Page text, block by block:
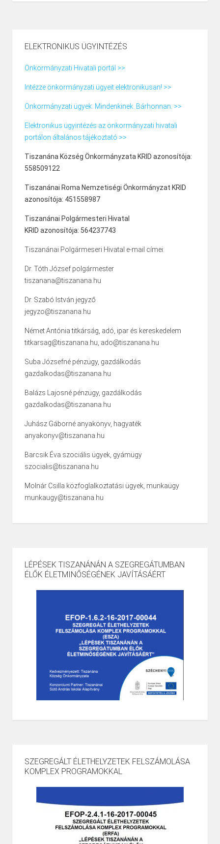
ELEKTRONIKUS ÜGYINTÉZÉS
Önkormányzati Hivatali portál >>
Intézze önkormányzati ügyeit elektronikusan! >>
Önkormányzati ügyek. Mindenkinek. Bárhonnan. >>
Elektronikus ügyintézés az önkormányzati hivatali
portálon általános tájékoztató >>
Tiszanána Község Önkormányzata KRID azonosítója:
558509122
Tiszanánai Roma Nemzetiségi Önkormányzat KRID
azonosítója: 451558987
Tiszanánai Polgármesteri Hivatal
KRID azonosítója: 564237743
Tiszanánai Polgármeseri Hivatal e-mail címei:
Dr. Tóth József polgármester
tiszanana@tiszanana.hu
Dr. Szabó István jegyző
jegyzo@tiszanana.hu
Német Antónia titkárság, adó, ipar és kereskedelem
titkarsag@tiszanana.hu, ado@tiszanana.hu
Suba Józsefné pénzügy, gazdálkodás
gazdalkodas@tiszanana.hu
Balázs Lajosné pénzügy, gazdálkodás
gazdalkodas@tiszanana.hu
Juhász Gáborné anyakönyv, hagyaték
anyakonyv@tiszanana.hu
Barcsik Éva szociális ügyek, gyámügy
szocialis@tiszanana.hu
Molnár Csilla közfoglalkoztatási ügyek, munkaügy
munkaugy@tiszanana.hu
LÉPÉSEK TISZANÁNÁN A SZEGREGÁTUMBAN
ÉLŐK ÉLETMINŐSÉGÉNEK JAVÍTÁSÁÉRT
SZEGREGÁLT ÉLETHELYZETEK FELSZÁMOLÁSA
KOMPLEX PROGRAMOKKAL